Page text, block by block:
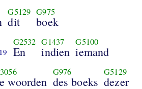
G5129
dit
G975
boek
19
G2532
En
G1437
indien
G5100
iemand
woorden
G976
des boeks
G5129
dezer